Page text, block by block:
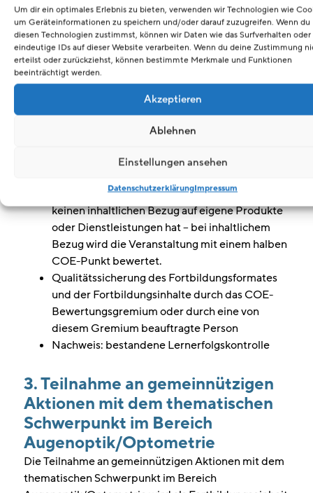
Um dir ein optimales Erlebnis zu bieten, verwenden wir Technologien wie
um Geräteinformationen zu speichern und/oder darauf zuzugreifen. Wenn du
diesen Technologien zustimmst, können wir Daten wie das Surfverhalten oder
eindeutige IDs auf dieser Website verarbeiten. Wenn du deine Zustimmung
erteilst oder zurückziehst, können bestimmte Merkmale und Funktionen
beeinträchtigt werden.
Akzeptieren
Ablehnen
Einstellungen ansehen
DatenschutzerklärungImpressum
Schwerpunkt im Bereich
Augenoptik/Optometrie
Eine online abrufbare Aufzeichnung mit dem
thematischen Schwerpunkt im Bereich
Augenoptik/Optometrie wird als Fortbildungseinheit
im Sinne der Ziffer 1 bewertet, wenn folgende
Voraussetzungen erfüllt werden:
Anbieter: Wissenschaftliche Vereinigungen,
Innungsverbände, Industrie, sofern diese
keinen inhaltlichen Bezug auf eigene Produkte
oder Dienstleistungen hat – bei inhaltlichem
Bezug wird die Veranstaltung mit einem halben
COE-Punkt bewertet.
Qualitätssicherung des Fortbildungsformates
und der Fortbildungsinhalte durch das COE-
Bewertungsgremium oder durch eine von
diesem Gremium beauftragte Person
Nachweis: bestandene Lernerfolgskontrolle
3. Teilnahme an gemeinnützigen
Aktionen mit dem thematischen
Schwerpunkt im Bereich
Augenoptik/Optometrie
Die Teilnahme an gemeinnützigen Aktionen mit dem
thematischen Schwerpunkt im Bereich